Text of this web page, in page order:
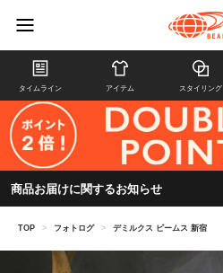
タイムライン アイテム スタイリング
商品お届けに関するお知らせ
TOP > フォトログ > デミルクス ビームス 新宿